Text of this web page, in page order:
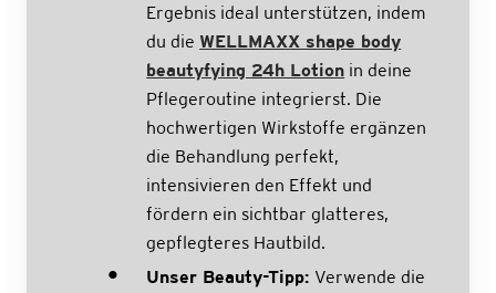
Ergebnis ideal unterstützen, indem
du die WELLMAXX shape body
beautyfying 24h Lotion in deine
Pflegeroutine integrierst. Die
hochwertigen Wirkstoffe ergänzen
die Behandlung perfekt,
intensivieren den Effekt und
fördern ein sichtbar glatteres,
gepflegteres Hautbild.
Unser Beauty-Tipp: Verwende die